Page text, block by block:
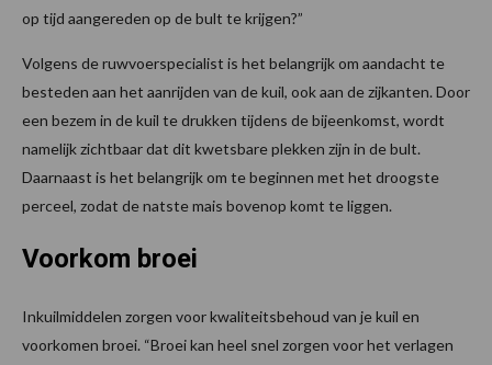
op tijd aangereden op de bult te krijgen?”
Volgens de ruwvoerspecialist is het belangrijk om aandacht te
besteden aan het aanrijden van de kuil, ook aan de zijkanten. Door
een bezem in de kuil te drukken tijdens de bijeenkomst, wordt
namelijk zichtbaar dat dit kwetsbare plekken zijn in de bult.
Daarnaast is het belangrijk om te beginnen met het droogste
perceel, zodat de natste mais bovenop komt te liggen.
Voorkom broei
Inkuilmiddelen zorgen voor kwaliteitsbehoud van je kuil en
voorkomen broei. “Broei kan heel snel zorgen voor het verlagen